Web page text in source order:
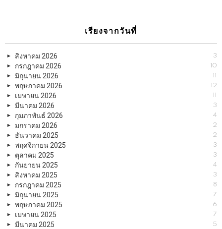
เรียงจากวันที่
สิงหาคม 2026 3
กรกฎาคม 2026 10
มิถุนายน 2026 11
พฤษภาคม 2026 12
เมษายน 2026 11
มีนาคม 2026 3
กุมภาพันธ์ 2026 4
มกราคม 2026 2
ธันวาคม 2025 2
พฤศจิกายน 2025 3
ตุลาคม 2025 3
กันยายน 2025 4
สิงหาคม 2025 3
กรกฎาคม 2025 8
มิถุนายน 2025 7
พฤษภาคม 2025 6
เมษายน 2025 7
มีนาคม 2025 5